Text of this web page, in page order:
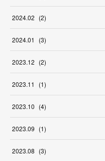
2024.02 (2)
2024.01 (3)
2023.12 (2)
2023.11 (1)
2023.10 (4)
2023.09 (1)
2023.08 (3)